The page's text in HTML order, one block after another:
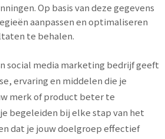
Op basis van deze gegevens
aanpassen en optimaliseren
te behalen.
social media marketing bedrijf geeft
ervaring en middelen die je
merk of product beter te
begeleiden bij elke stap van het
dat je jouw doelgroep effectief